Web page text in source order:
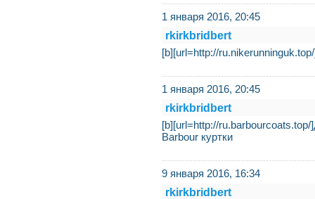
1 января 2016, 20:45
rkirkbridbert
[b][url=http://
1 января 2016, 20:45
rkirkbridbert
[b][url=http://
Barbour куртки
9 января 2016, 16:34
rkirkbridbert